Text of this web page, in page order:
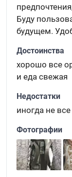
Буду
будущем.
Достоинства
хорошо все
и еда свежая
Недостатки
иногда не
Фотографии